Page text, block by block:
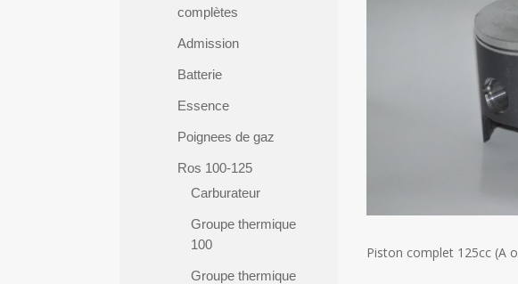
complètes
Admission
Batterie
Essence
Poignees de gaz
Ros 100-125
Carburateur
Groupe thermique
100
Groupe thermique
Piston complet 125cc (A